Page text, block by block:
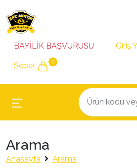
BAYİLİK BAŞVURUSU Giriş
Sepet 0
Arama
Anasayfa Arama